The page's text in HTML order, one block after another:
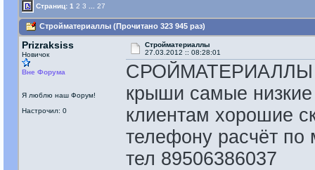
Страниц: 1 2 3 27
Стройматериаллы (Прочитано 323 945 раз)
Prizraksiss
Новичок
Вне Форума
Я люблю наш Форум!
Настрочил: 0
Стройматериаллы
27.03.2012 :: 08:28:01
СРОЙМАТЕРИАЛЛЫ
крыши самые
клиентам хорошие
телефону расчёт
тел 89506386037